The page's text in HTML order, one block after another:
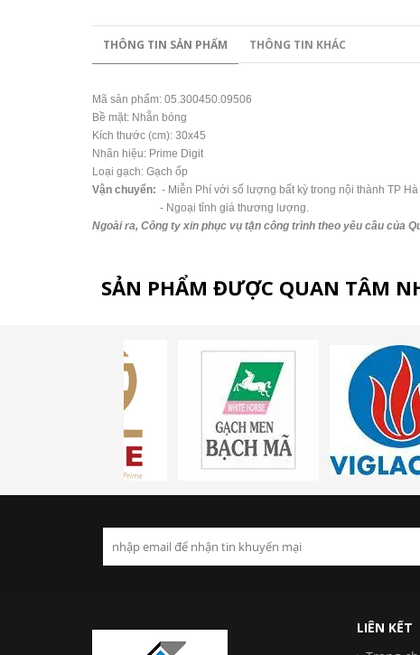
THÔNG TIN SẢN PHẨM THÔNG TIN KHÁC
Mã sản phẩm: 05.300450.09506
Bề mặt: Nhẵn bóng
Kích thước (cm): 30x45
Nhãn hiệu: Prime Digit
Loại gạch: Gạch ốp
Vận chuyển: - Miễn Phí với số lượng bất kỳ trong nội thành TP
- Ngoại tỉnh giá thương lượng.
Ngoài ra, Công ty xin phục vụ tận công trình theo yêu cầu của
SẢN PHẨM ĐƯỢC QUAN TÂM
LIÊN KẾT